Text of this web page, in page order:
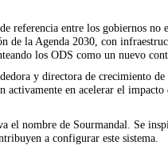
referencia entre los gobiernos
la Agenda 2030, con
los ODS como un nuevo
y directora de crecimiento
en acelerar el
nombre de Sourmandal. Se
a configurar este sistema.